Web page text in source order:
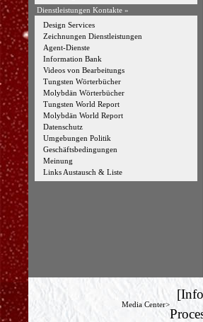
Dienstleistungen Kontakte »
Design Services
Zeichnungen Dienstleistungen
Agent-Dienste
Information Bank
Videos von Bearbeitungs
Tungsten Wörterbücher
Molybdän Wörterbücher
Tungsten World Report
Molybdän World Report
Datenschutz
Umgebungen Politik
Geschäftsbedingungen
Meinung
Links Austausch & Liste
Media Center>
[